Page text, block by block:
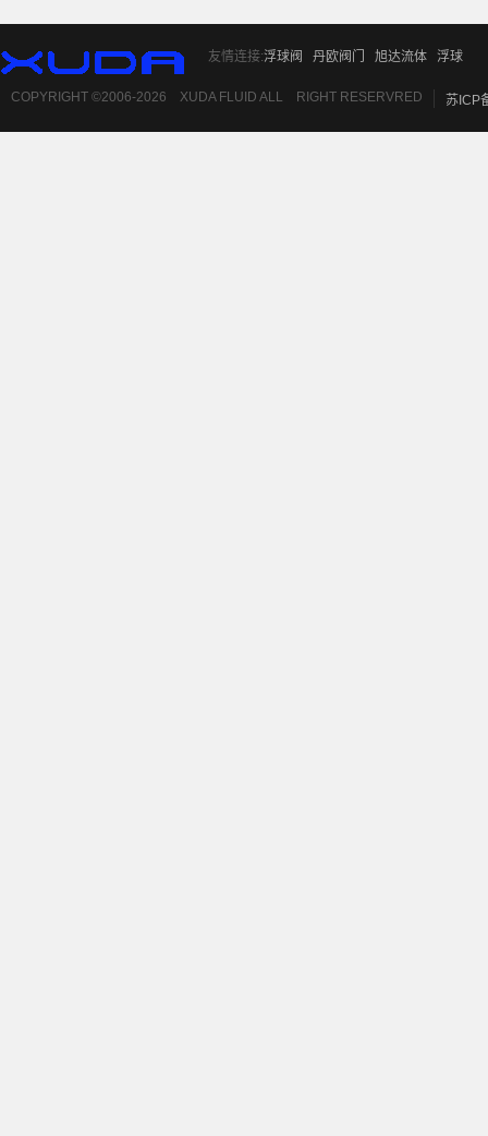
友情连接:浮球阀 丹欧阀门 旭达流体 浮球
COPYRIGHT ©2006-2026 XUDA FLUID ALL RIGHT RESERVRED 苏ICP